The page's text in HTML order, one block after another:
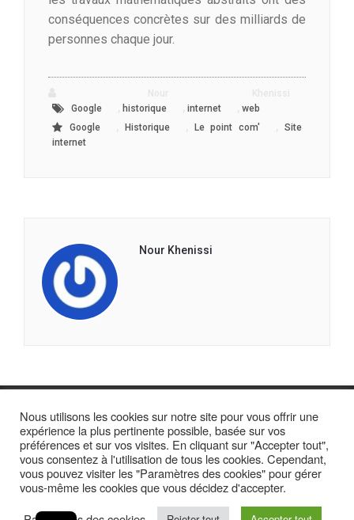
conséquences concrètes sur des milliards de
personnes chaque jour.
Google
historique internet
web
Google
Historique Le point com' ,Site
internet
Nour Khenissi
Nous utilisons les cookies sur notre site pour vous offrir une
expérience la plus pertinente possible, basée sur vos
préférences et sur vos visites. En cliquant sur "Accepter tout",
vous consentez à l'utilisation de tous les cookies. Cependant,
vous pouvez visiter les "Paramètres des cookies" pour gérer
vous-même les cookies que vous décidez d'accepter.